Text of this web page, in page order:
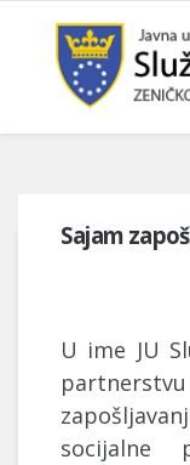
Sajam
U ime JU
socijalne